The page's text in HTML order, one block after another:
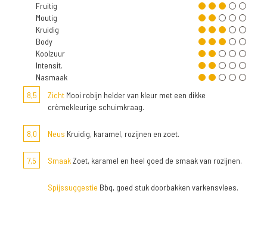
Fruitig
Moutig
Kruidig
Body
Koolzuur
Intensit.
Nasmaak
8,5
Zicht Mooi robijn helder van kleur met een dikke
crèmekleurige schuimkraag.
8,0 Neus Kruidig, karamel, rozijnen en zoet.
7,5 SmaakZoet, karamel en heel goed de smaak van rozijnen.
Spijssuggestie Bbq, goed stuk doorbakken varkensvlees.